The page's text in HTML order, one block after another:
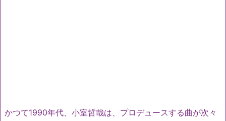
かつて1990年代、小室哲哉は、プロデュースする曲が次々